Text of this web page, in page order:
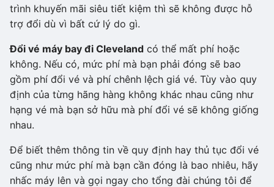
trình khuyến mãi siêu tiết kiệm thì sẽ không được hỗ
trợ đổi dù vì bất cứ lý do gì.
Đổi vé máy bay đi Cleveland có thể mất phí hoặc
không. Nếu có, mức phí mà bạn phải đóng sẽ bao
gồm phí đổi vé và phí chênh lệch giá vé. Tùy vào quy
định của từng hãng hàng không khác nhau cũng như
hạng vé mà bạn sở hữu mà phí đổi vé sẽ không giống
nhau.
Để biết thêm thông tin về quy định hay thủ tục đổi vé
cũng như mức phí mà bạn cần đóng là bao nhiêu, hãy
nhấc máy lên và gọi ngay cho tổng đài chúng tôi để